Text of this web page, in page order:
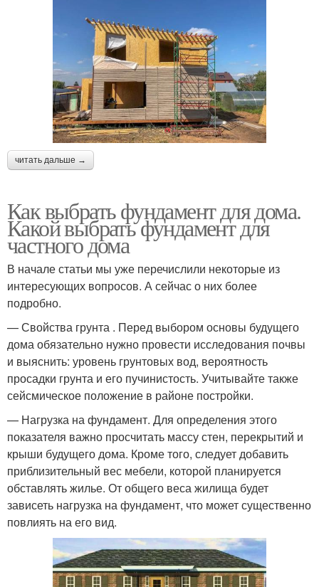
читать дальше →
Как выбрать фундамент для дома.
Какой выбрать фундамент для
частного дома
В начале статьи мы уже перечислили некоторые из
интересующих вопросов. А сейчас о них более
подробно.
— Свойства грунта . Перед выбором основы будущего
дома обязательно нужно провести исследования почвы
и выяснить: уровень грунтовых вод, вероятность
просадки грунта и его пучинистость. Учитывайте также
сейсмическое положение в районе постройки.
— Нагрузка на фундамент. Для определения этого
показателя важно просчитать массу стен, перекрытий и
крыши будущего дома. Кроме того, следует добавить
приблизительный вес мебели, которой планируется
обставлять жилье. От общего веса жилища будет
зависеть нагрузка на фундамент, что может существенно
повлиять на его вид.